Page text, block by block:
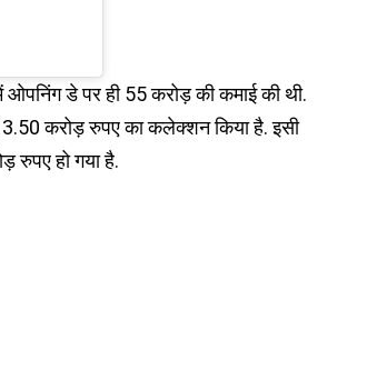
ओपनिंग डे पर ही 55 करोड़ की कमाई की थी.
करोड़ रुपए का कलेक्शन किया है. इसी
रुपए हो गया है.